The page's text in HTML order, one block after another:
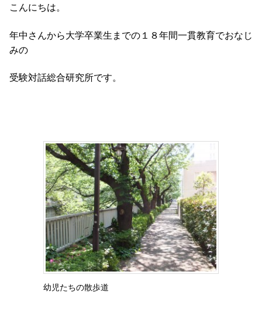
こんにちは。
年中さんから大学卒業生までの１８年間一貫教育でおなじ
みの
受験対話総合研究所です。
幼児たちの散歩道